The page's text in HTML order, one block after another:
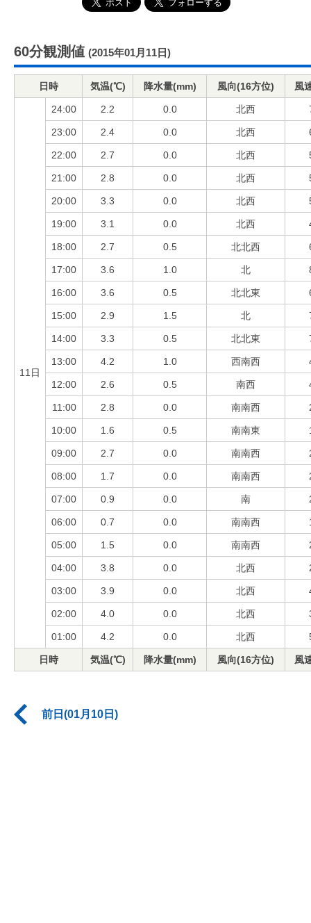
60分観測値 (2015年01月11日)
日時 気温(℃) 降水量(mm) 風向(16方位) 風
11日
24:00 2.2 0.0 北西
23:00 2.4 0.0 北西
22:00 2.7 0.0 北西
21:00 2.8 0.0 北西
20:00 3.3 0.0 北西
19:00 3.1 0.0 北西
18:00 2.7 0.5 北北西
17:00 3.6 1.0 北
16:00 3.6 0.5 北北東
15:00 2.9 1.5 北
14:00 3.3 0.5 北北東
13:00 4.2 1.0 西南西
12:00 2.6 0.5 南西
11:00 2.8 0.0 南南西
10:00 1.6 0.5 南南東
09:00 2.7 0.0 南南西
08:00 1.7 0.0 南南西
07:00 0.9 0.0 南
06:00 0.7 0.0 南南西
05:00 1.5 0.0 南南西
04:00 3.8 0.0 北西
03:00 3.9 0.0 北西
02:00 4.0 0.0 北西
01:00 4.2 0.0 北西
日時 気温(℃) 降水量(mm) 風向(16方位) 風
前日(01月10日)